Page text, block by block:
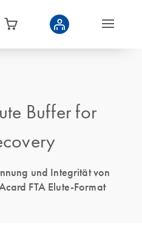
Buffer for
und Integrität von
FTA Elute-Format